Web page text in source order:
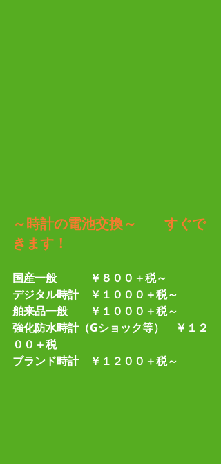
～時計の電池交換～　　すぐで
きます！
国産一般　　　￥８００＋税～
デジタル時計　￥１０００＋税～
舶来品一般　　￥１０００＋税～
強化防水時計（Gショック等）　￥１２
００＋税
ブランド時計　￥１２００＋税～